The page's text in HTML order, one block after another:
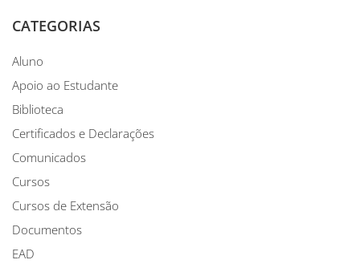
CATEGORIAS
Aluno
Apoio ao Estudante
Biblioteca
Certificados e Declarações
Comunicados
Cursos
Cursos de Extensão
Documentos
EAD